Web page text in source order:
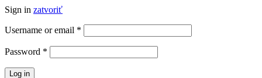
Sign in zatvoriť
Username or email *
Password *
Log in